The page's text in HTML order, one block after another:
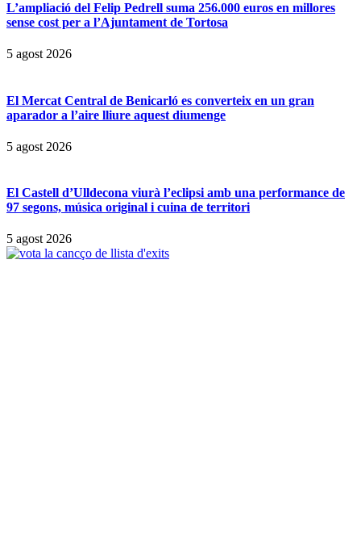
L’ampliació del Felip Pedrell suma 256.000 euros en millores
sense cost per a l’Ajuntament de Tortosa
5 agost 2026
El Mercat Central de Benicarló es converteix en un gran
aparador a l’aire lliure aquest diumenge
5 agost 2026
El Castell d’Ulldecona viurà l’eclipsi amb una performance de
97 segons, música original i cuina de territori
5 agost 2026